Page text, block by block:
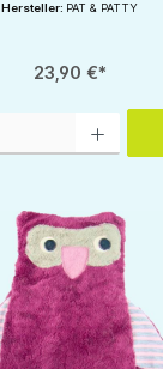
Hersteller: PAT & PATTY
23,90 €*